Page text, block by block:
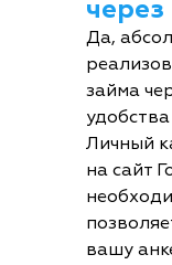
через
Да,
займа
Личный
на сайт
вашу